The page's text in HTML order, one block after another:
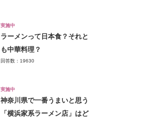
実施中
ラーメンって日本食？それと
も中華料理？
回答数：19630
実施中
神奈川県で一番うまいと思う
「横浜家系ラーメン店」はど